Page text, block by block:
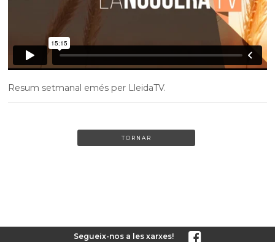
Resum setmanal emés per LleidaTV.
TORNAR
Segueix-nos a les xarxes!